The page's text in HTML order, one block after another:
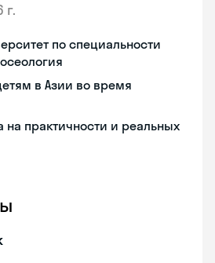
г.
по специальности
в Азии во время
на практичности и реальных